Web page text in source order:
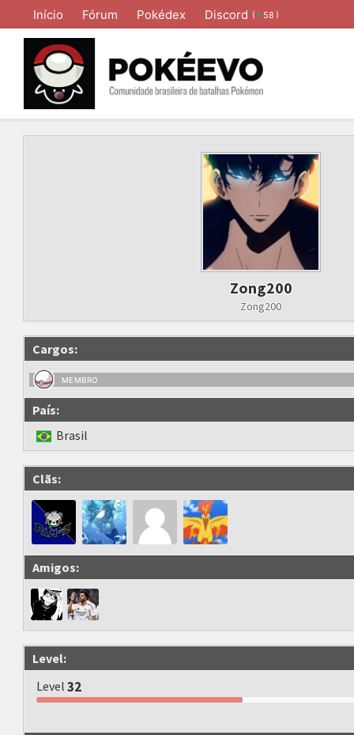
Início Fórum Pokédex Discord ( 58 )
Zong200
Zong200
Cargos:
MEMBRO
País:
Brasil
Clãs:
Amigos:
Level:
Level 32